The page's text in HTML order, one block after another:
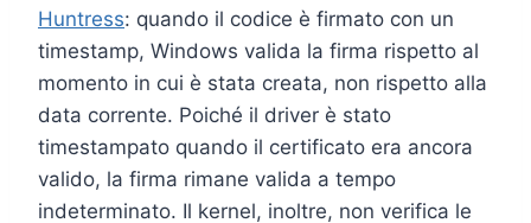
Huntress: quando il codice è firmato con un
timestamp, Windows valida la firma rispetto al
momento in cui è stata creata, non rispetto alla
data corrente. Poiché il driver è stato
timestampato quando il certificato era ancora
valido, la firma rimane valida a tempo
indeterminato. Il kernel, inoltre, non verifica le